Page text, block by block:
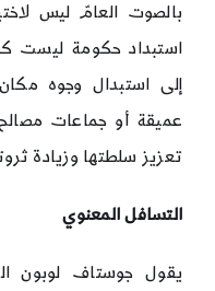
بالصوت العامّ ليس
استبداد حكومة ليست
إلى استبدال وجوه
عميقة أو جماعات
تعزيز سلطتها وزيادة
التسافل المعنوي
يقول جوستاف لوبون